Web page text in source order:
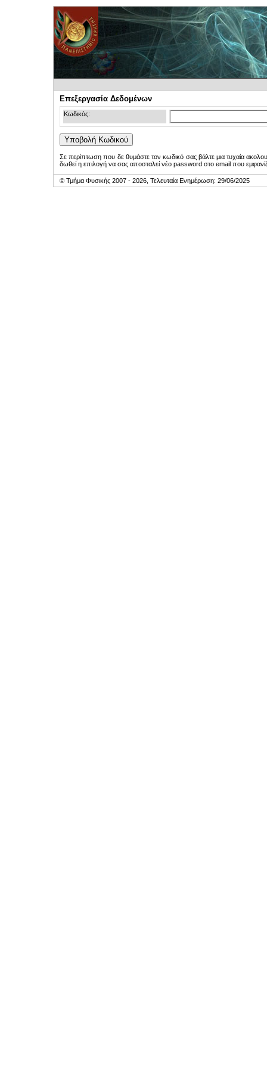
Επεξεργασία Δεδομένων
Κωδικός:
Σε περίπτωση που δε θυμάστε τον κωδικό σας βάλτε μια τυχαία
δωθεί η επιλογή να σας αποσταλεί νέο password στο email που
© Τμήμα Φυσικής 2007 - 2026, Τελευταία Ενημέρωση: 29/06/2025